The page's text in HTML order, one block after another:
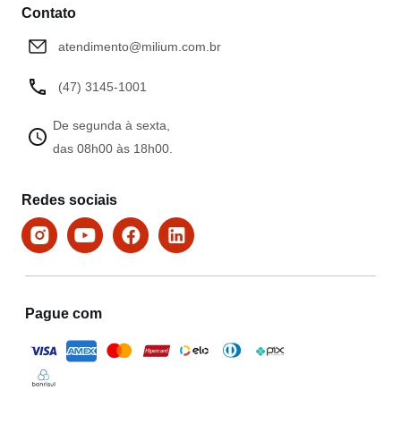
Contato
atendimento@milium.com.br
(47) 3145-1001
De segunda à sexta,
das 08h00 às 18h00.
Redes sociais
Pague com